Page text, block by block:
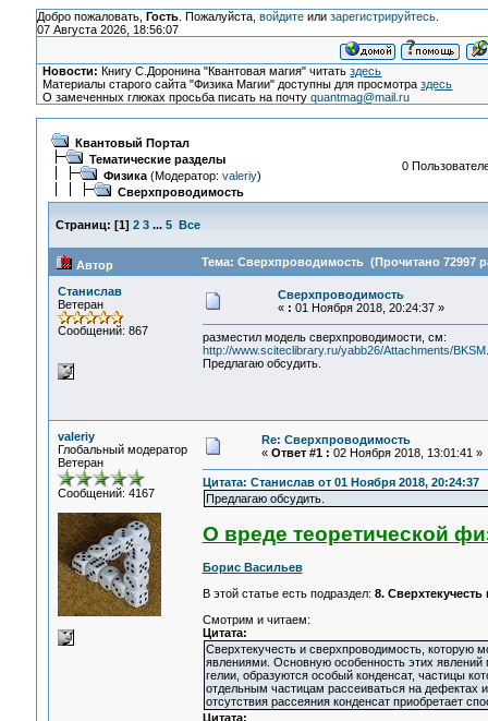
Добро пожаловать, Гость. Пожалуйста, войдитеили зарегистрируйтесь.
07 Августа 2026, 18:56:07
Новости: Книгу С.Доронина "Квантовая магия" читатьздесь
Материалы старого сайта "Физика Магии" доступны для просмотраздесь
О замеченных глюках просьба писать на почтуquantmag@mail.ru
Квантовый Портал
Тематические разделы
Физика(Модератор: valeriy)
Сверхпроводимость
0
Страниц: [1] 2 3 ... 5 Все
Автор Тема: Сверхпроводимость (Прочитано 72997
Станислав
Ветеран
Сообщений: 867
Сверхпроводимость
« : 01 Ноября 2018, 20:24:37 »
разместил модель сверхпроводимости, см:
http://www.sciteclibrary.ru/yabb26/Attachments/
Предлагаю обсудить.
valeriy
Глобальный модератор
Ветеран
Сообщений: 4167
Re: Сверхпроводимость
« Ответ #1 : 02 Ноября 2018, 13:01:41 »
Цитата: Станислав от 01 Ноября 2018, 20:24:37
Предлагаю обсудить.
О вреде теоретической
Борис Васильев
В этой статье есть подраздел: 8.
Смотрим и читаем:
Цитата:
Сверхтекучесть и сверхпроводимость, которую
явлениями. Основную особенность этих явлений
гелии, образуются особый конденсат, частицы
отдельным частицам рассеиваться на дефектах
отсутствия рассеяния конденсат приобретает
Цитата: